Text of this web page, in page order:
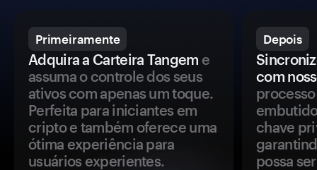
Primeiramente
Adquira a Carteira Tangem e
assuma o controle dos seus
ativos com apenas um toque.
Perfeita para iniciantes em
cripto e também oferece uma
ótima experiência para
usuários experientes.
Depois
com
chave
possa